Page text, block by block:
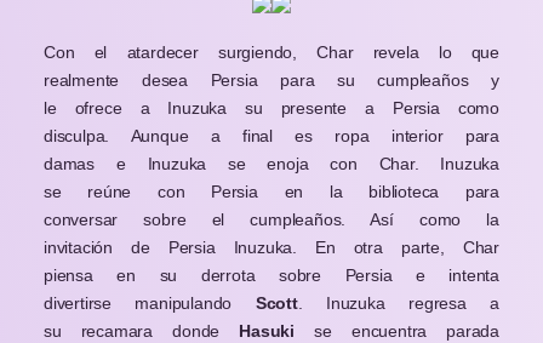
Con el atardecer surgiendo, Char revela lo que
realmente desea Persia para su cumpleaños y
le ofrece a Inuzuka su presente a Persia como
disculpa. Aunque a final es ropa interior para
damas e Inuzuka se enoja con Char. Inuzuka
se reúne con Persia en la biblioteca para
conversar sobre el cumpleaños. Así como la
invitación de Persia Inuzuka. En otra parte, Char
piensa en su derrota sobre Persia e intenta
divertirse manipulando Scott. Inuzuka regresa a
su recamara donde Hasukise encuentra parada